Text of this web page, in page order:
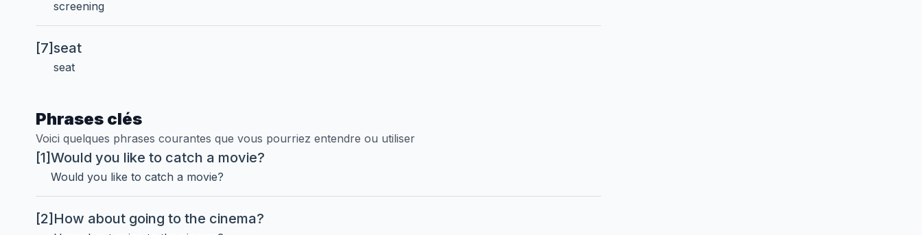
screening
[7]seat
seat
Phrases clés
Voici quelques phrases courantes que vous pourriez entendre ou utiliser
[1]Would you like to catch a movie?
Would you like to catch a movie?
[2] How about going to the cinema?